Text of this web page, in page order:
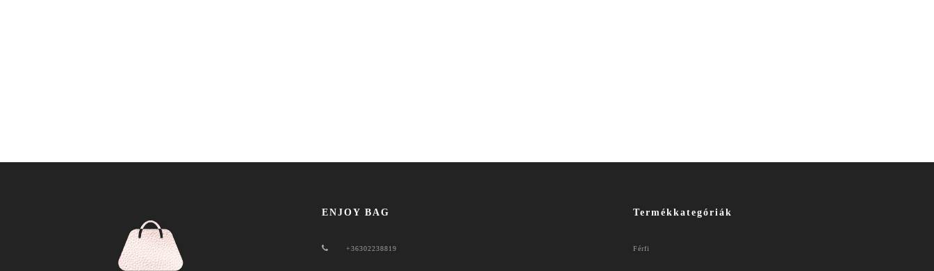
ENJOY BAG
+36302238819
Termékkategóriák
Férfi